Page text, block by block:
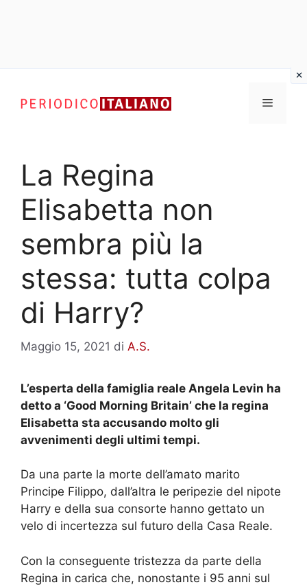
contenuto
Menu
La Regina
Elisabetta non
sembra più la
stessa: tutta colpa
di Harry?
Maggio 15, 2021 di A.S.
L’esperta della famiglia reale Angela Levin ha
detto a ‘Good Morning Britain’ che la regina
Elisabetta sta accusando molto gli
avvenimenti degli ultimi tempi.
Da una parte la morte dell’amato marito
Principe Filippo, dall’altra le peripezie del nipote
Harry e della sua consorte hanno gettato un
velo di incertezza sul futuro della Casa Reale.
Con la conseguente tristezza da parte della
Regina in carica che, nonostante i 95 anni sul